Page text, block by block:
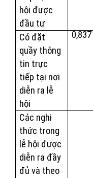
hội được
đầu tư
Có đặt
quầy thông
tin trực
tiếp tại nơi
diễn ra lễ
hội
0,837
Các nghi
thức trong
lễ hội được
diễn ra đầy
đủ và theo